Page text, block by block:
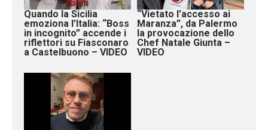
Quando la Sicilia
emoziona l’Italia: “Boss
in incognito” accende i
riflettori su Fiasconaro
a Castelbuono – VIDEO
“Vietato l’accesso ai
Maranza”, da Palermo
la provocazione dello
Chef Natale Giunta –
VIDEO